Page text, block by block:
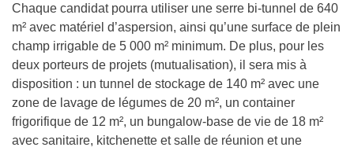
Chaque candidat pourra utiliser une serre bi-tunnel de 640
m² avec matériel d’aspersion, ainsi qu’une surface de plein
champ irrigable de 5 000 m² minimum. De plus, pour les
deux porteurs de projets (mutualisation), il sera mis à
disposition : un tunnel de stockage de 140 m² avec une
zone de lavage de légumes de 20 m², un container
frigorifique de 12 m², un bungalow-base de vie de 18 m²
avec sanitaire, kitchenette et salle de réunion et une